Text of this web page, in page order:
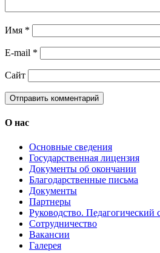
Имя *
E-mail *
Сайт
О нас
Основные сведения
Государственная лицензия
Документы об окончании
Благодарственные письма
Документы
Партнеры
Руководство. Педагогический
Сотрудничество
Вакансии
Галерея